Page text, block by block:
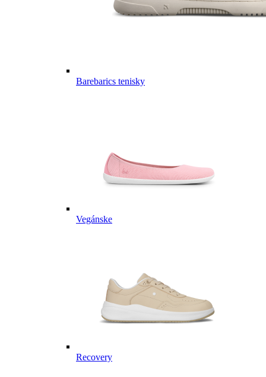
Barebarics tenisky
Vegánske
Recovery